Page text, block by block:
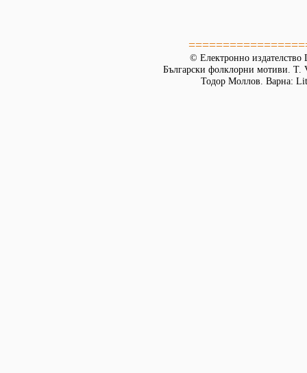
© Електронно издателство
Български фолклорни мотиви.
Тодор Моллов. Варна: